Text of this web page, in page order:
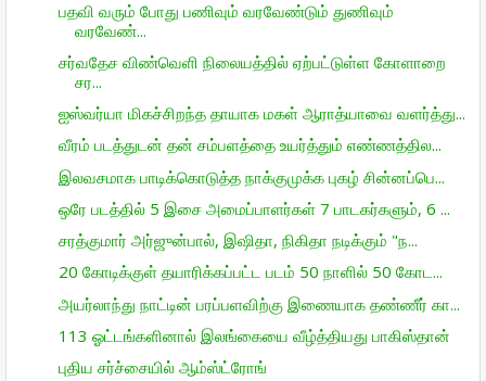
பதவி வரும் போது பணிவும் வரவேண்டும் துணிவும்
வரவேண்...
சர்வதேச விண்வெளி நிலையத்தில் ஏற்பட்டுள்ள கோளாறை
சர...
ஐஸ்வர்யா மிகச்சிறந்த தாயாக மகள் ஆராத்யாவை வளர்த்து...
வீரம் படத்துடன் தன் சம்பளத்தை உயர்த்தும் எண்ணத்தில...
இலவசமாக பாடிக்கொடுத்த நாக்குமுக்க புகழ் சின்னப்பெ...
ஒரே படத்தில் 5 இசை அமைப்பாளர்கள் 7 பாடகர்களும், 6 ...
சரத்குமார் அர்ஜுன்பால், இஷிதா, நிகிதா நடிக்கும் "ந...
20 கோடிக்குள் தயாரிக்கப்பட்ட படம் 50 நாளில் 50 கோட...
அயர்லாந்து நாட்டின் பரப்பளவிற்கு இணையாக தண்ணீர் கா...
113 ஓட்டங்களினால் இலங்கையை வீழ்த்தியது பாகிஸ்தான்
புதிய சர்ச்சையில் ஆம்ஸ்ட்ரோங்